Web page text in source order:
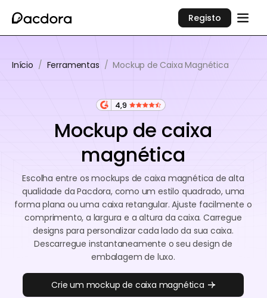
Registo
Início / Ferramentas / Mockup de Caixa Magnética
4,9
Mockup de caixa
magnética
Escolha entre os mockups de caixa magnética de alta
qualidade da Pacdora, como um estilo quadrado, uma
forma plana ou uma caixa retangular. Ajuste facilmente o
comprimento, a largura e a altura da caixa. Carregue
designs para personalizar cada lado da sua caixa.
Descarregue instantaneamente o seu design de
embalagem de luxo.
Crie um mockup de caixa magnética